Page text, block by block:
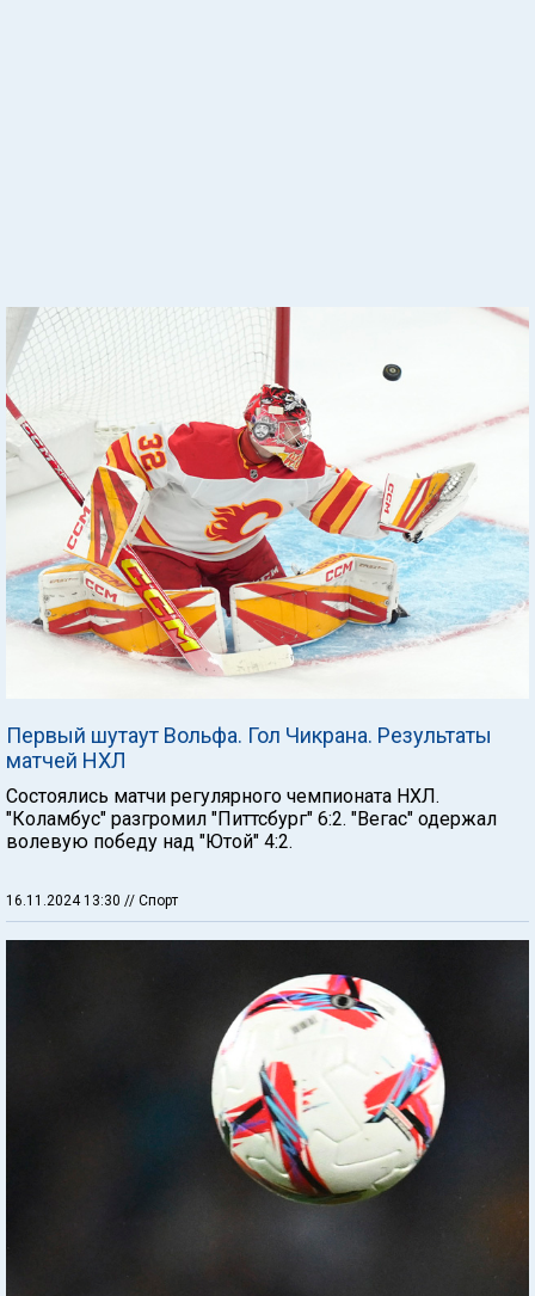
Первый шутаут Вольфа. Гол Чикрана. Результаты
матчей НХЛ
Состоялись матчи регулярного чемпионата НХЛ.
"Коламбус" разгромил "Питтсбург" 6:2. "Вегас" одержал
волевую победу над "Ютой" 4:2.
16.11.2024 13:30 // Спорт